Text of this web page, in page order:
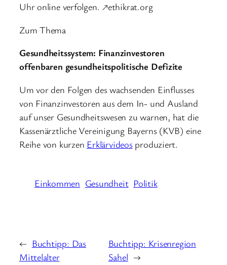
Uhr online verfolgen. ↗ethikrat.org
Zum Thema
Gesundheitssystem: Finanzinvestoren
offenbaren gesundheitspolitische Defizite
Um vor den Folgen des wachsenden Einflusses
von Finanzinvestoren aus dem In- und Ausland
auf unser Gesundheitswesen zu warnen, hat die
Kassenärztliche Vereinigung Bayerns (KVB) eine
Reihe von kurzen Erklärvideosproduziert.
Einkommen Gesundheit Politik
← Buchtipp: Das
Mittelalter
Buchtipp: Krisenregion
Sahel →